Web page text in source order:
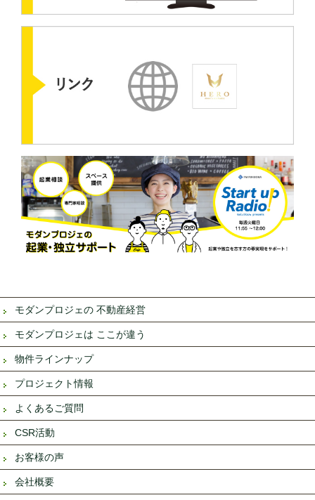
モダンプロジェの 不動産経営
モダンプロジェは ここが違う
物件ラインナップ
プロジェクト情報
よくあるご質問
CSR活動
お客様の声
会社概要